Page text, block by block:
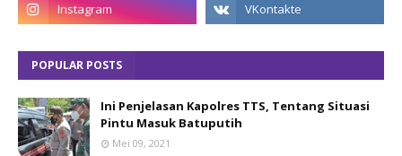
POPULAR POSTS
Ini Penjelasan Kapolres TTS, Tentang Situasi
Pintu Masuk Batuputih
Mei 09, 2021